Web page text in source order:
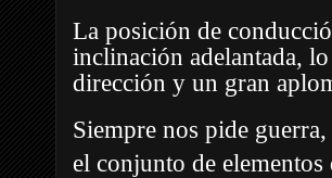
La posición de
inclinación adelantada,
dirección y un gran
Siempre nos pide
el conjunto de